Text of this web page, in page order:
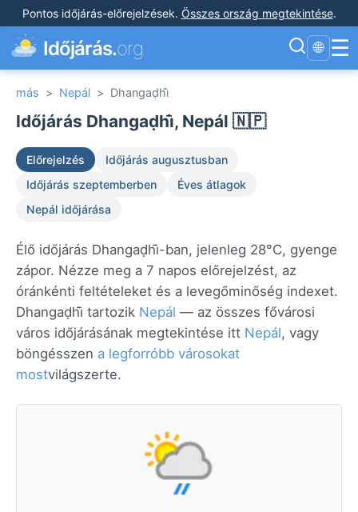
Pontos időjárás-előrejelzések. Összes ország megtekintése.
Időjárás.org 🌐 ☰
más > Nepál > Dhangaḍhi̇̄
Időjárás Dhangaḍhi̇̄, Nepál 🇳🇵
Előrejelzés
Időjárás augusztusban
Időjárás szeptemberben
Éves átlagok
Nepál időjárása
Élő időjárás Dhangaḍhi̇̄-ban, jelenleg 28°C, gyenge
zápor. Nézze meg a 7 napos előrejelzést, az
óránkénti feltételeket és a levegőminőség indexet.
Dhangaḍhi̇̄ tartozik Nepál — az összes fővárosi
város időjárásának megtekintése itt Nepál, vagy
böngésszen a legforróbb városokat
mostvilágszerte.